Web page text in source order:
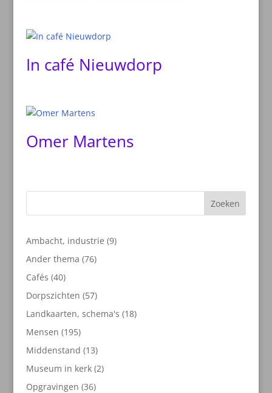
In café Nieuwdorp
Omer Martens
Zoeken
Ambacht, industrie 99
Ander thema 7676
Cafés 4040
producten
Dorpszichten 5757
producten
Landkaarten, schema's 1818
Mensen 195195
producten
Middenstand 1313
producten
Museum in kerk 22
Opgravingen 3636